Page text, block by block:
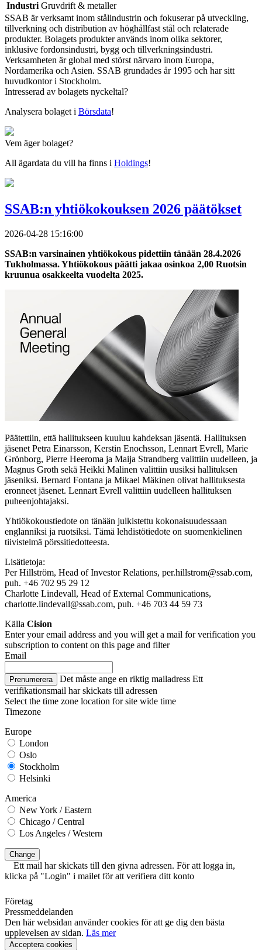
Industri Gruvdrift & metaller
SSAB är verksamt inom stålindustrin och fokuserar på utveckling,
tillverkning och distribution av höghållfast stål och relaterade
produkter. Bolagets produkter används inom olika sektorer,
inklusive fordonsindustri, bygg och tillverkningsindustri.
Verksamheten är global med störst närvaro inom Europa,
Nordamerika och Asien. SSAB grundades år 1995 och har sitt
huvudkontor i Stockholm.
Intresserad av bolagets nyckeltal?
Analysera bolaget i Börsdata!
Vem äger bolaget?
All ägardata du vill ha finns i Holdings!
SSAB:n yhtiökokouksen 2026 päätökset
2026-04-28 15:16:00
SSAB:n varsinainen yhtiökokous pidettiin tänään 28.4.2026
Tukholmassa. Yhtiökokous päätti jakaa osinkoa 2,00 Ruotsin
kruunua osakkeelta vuodelta 2025.
Päätettiin, että hallitukseen kuuluu kahdeksan jäsentä. Hallituksen
jäsenet Petra Einarsson, Kerstin Enochsson, Lennart Evrell, Marie
Grönborg, Pierre Heeroma ja Maija Strandberg valittiin uudelleen, ja
Magnus Groth sekä Heikki Malinen valittiin uusiksi hallituksen
jäseniksi. Bernard Fontana ja Mikael Mäkinen olivat hallituksesta
eronneet jäsenet. Lennart Evrell valittiin uudelleen hallituksen
puheenjohtajaksi.
Yhtiökokoustiedote on tänään julkistettu kokonaisuudessaan
englanniksi ja ruotsiksi. Tämä lehdistötiedote on suomenkielinen
tiivistelmä pörssitiedotteesta.
Lisätietoja:
Per Hillström, Head of Investor Relations, per.hillstrom@ssab.com,
puh. +46 702 95 29 12
Charlotte Lindevall, Head of External Communications,
charlotte.lindevall@ssab.com, puh. +46 703 44 59 73
Källa Cision
Enter your email address and you will get a mail for verification you
subscription to content on this page and filter
Email
Prenumerera Det måste ange en riktig mailadress Ett
verifikationsmail har skickats till adressen
Select the time zone location for site wide time
Timezone
Europe
London
Oslo
Stockholm
Helsinki
America
New York / Eastern
Chicago / Central
Los Angeles / Western
Change
Ett mail har skickats till den givna adressen. För att logga in,
klicka på "Login" i mailet för att verifiera ditt konto
Företag
Pressmeddelanden
Den här websidan använder cookies för att ge dig den bästa
upplevelsen av sidan. Läs mer
Acceptera cookies